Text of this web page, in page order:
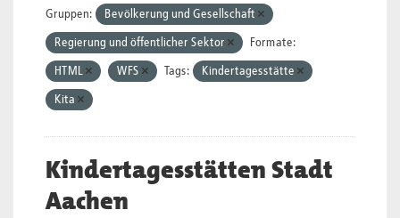
Gruppen: Bevölkerung und Gesellschaft
Regierung und öffentlicher Sektor Formate:
HTML WFS Tags: Kindertagesstätte
Kita
Kindertagesstätten Stadt
Aachen